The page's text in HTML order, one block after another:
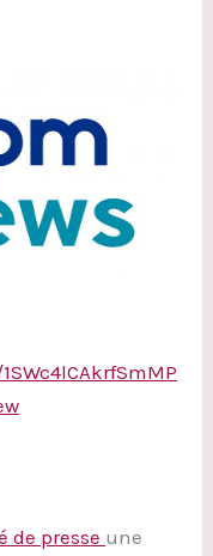
de presse une